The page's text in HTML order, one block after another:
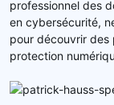
professionnel des
en cybersécurité,
pour découvrir des
protection